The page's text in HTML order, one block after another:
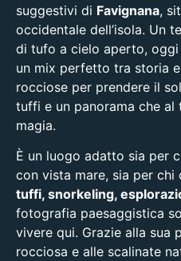
suggestivi di Favignana,
occidentale dell’isola. Un
di tufo a cielo aperto,
un mix perfetto tra storia
rocciose per prendere il
tuffi e un panorama che
magia.
È un luogo adatto sia per
con vista mare, sia per chi
tuffi, snorkeling,
fotografia paesaggistica
vivere qui. Grazie alla sua
rocciosa e alle scalinate